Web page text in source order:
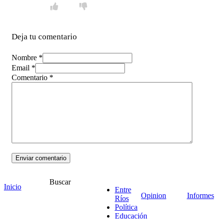
Deja tu comentario
Nombre *
Email *
Comentario *
Por: Guillermo Coduri
Inicio
Buscar
Entre
Ríos
Política
Educación
Opinion Informes